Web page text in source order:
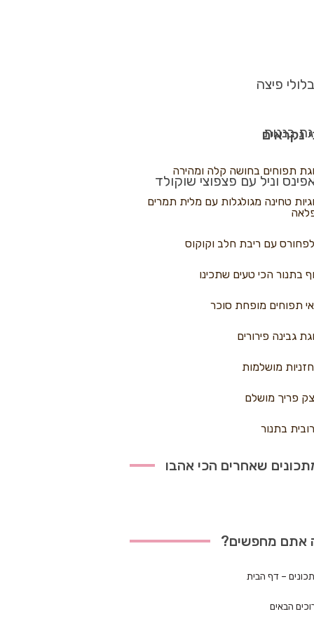
פיצה
בננות
וניל עם פצפוצי שוקולד
נקראים
תפוחים בחושה קלה ומהירה
טחינה מגולגלות עם מלית תמרים
עם ריבת חלב וקוקוס
בתנור הכי טעים שתכינו
תפוחים מופחת סוכר
גבינה פירורים
מושלמות
פריך מושלם
בתנור
שאחרים הכי אהבו
אתם מחפשים?
– דף הבית
הבאים